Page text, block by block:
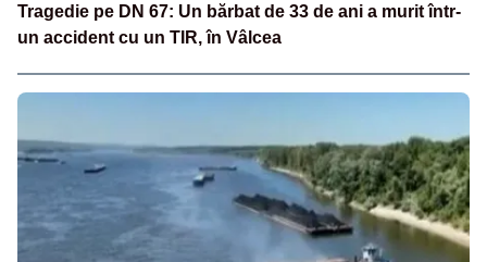
Tragedie pe DN 67: Un bărbat de 33 de ani a murit într-
un accident cu un TIR, în Vâlcea